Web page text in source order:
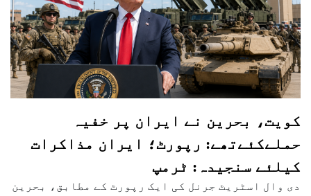
کویت، بحرین نے ایران پر خفیہ
حملےکئےتھے: رپورٹ؛ ایران مذاکرات
کیلئے سنجیدہ: ٹرمپ
دی وال اسٹریٹ جرنل کی ایک رپورٹ کے مطابق، بحرین